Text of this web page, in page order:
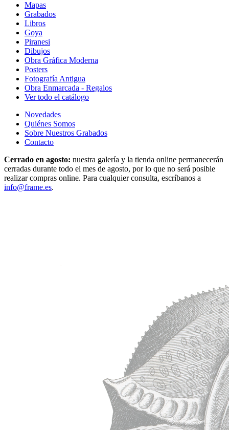
Mapas
Grabados
Libros
Goya
Piranesi
Dibujos
Obra Gráfica Moderna
Posters
Fotografía Antigua
Obra Enmarcada - Regalos
Ver todo el catálogo
Novedades
Quiénes Somos
Sobre Nuestros Grabados
Contacto
Cerrado en agosto: nuestra galería y la tienda online permanecerán
cerradas durante todo el mes de agosto, por lo que no será posible
realizar compras online. Para cualquier consulta, escríbanos a
info@frame.es.